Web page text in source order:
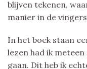
blijven tekenen,
manier in de
In het boek staan
lezen had ik
gaan. Dit heb ik